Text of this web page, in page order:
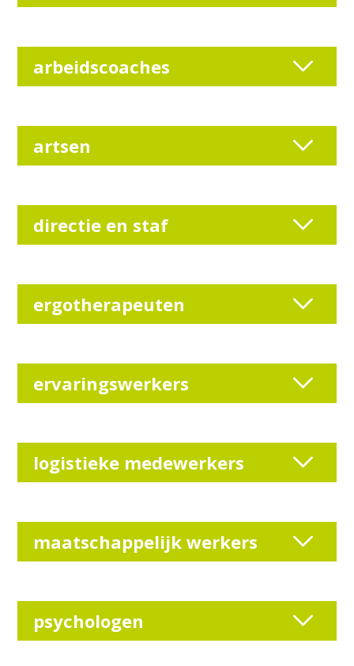
arbeidscoaches
artsen
directie en staf
ergotherapeuten
ervaringswerkers
logistieke medewerkers
maatschappelijk werkers
psychologen